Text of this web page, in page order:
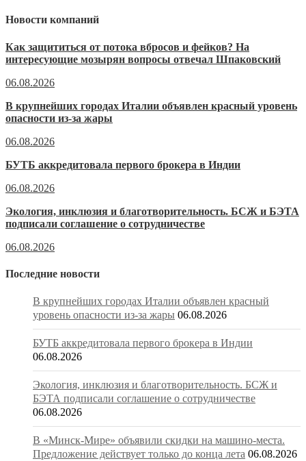
Новости компаний
Как защититься от потока вбросов и фейков? На
интересующие мозырян вопросы отвечал Шпаковский
06.08.2026
В крупнейших городах Италии объявлен красный уровень
опасности из-за жары
06.08.2026
БУТБ аккредитовала первого брокера в Индии
06.08.2026
Экология, инклюзия и благотворительность. БСЖ и БЭТА
подписали соглашение о сотрудничестве
06.08.2026
Последние новости
В крупнейших городах Италии объявлен красный
уровень опасности из-за жары 06.08.2026
БУТБ аккредитовала первого брокера в Индии
06.08.2026
Экология, инклюзия и благотворительность. БСЖ и
БЭТА подписали соглашение о сотрудничестве
06.08.2026
В «Минск-Мире» объявили скидки на машино-места.
Предложение действует только до конца лета 06.08.2026